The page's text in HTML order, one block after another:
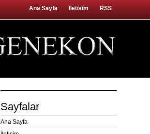
Ana Sayfa İletisim RSS
Sayfalar
Ana Sayfa